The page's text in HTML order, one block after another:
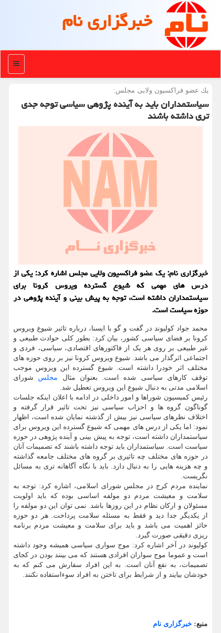
خبرگزاری نام
منو
یك عضو فراكسیون ولایی مجلس:
سیاستمداران باید به آینده پژوهی سیاسی توجه جدی
تری داشته باشند
خبرگزاری نام: یك عضو فراكسیون ولایی مجلس اشاره كرد: یكی از
درس های مهمی كه شیوع گسترده ویروس كرونا برای
سیاستمداران داشته است، توجه به پیش بینی و آینده پژوهی در
حوزه سیاست است.
محمد جواد کولیوند در گفت و گو با ایسنا، درباره تاثیر شیوع ویروس
کرونا بر فضای سیاسی کشور، بیان کرد: بطور کلی حوادث طبیعی و
غیر طبیعی بر روی هر یک از فاکتورهای اقتصادی، سیاسی، فردی و
اجتماعی اثرگذار می باشد. شیوع ویروس کرونا نیز بر روی حوزه های
مختلف اثر خودرا داشته است. شیوع گسترده این ویروس موجب
توقف کارهای سیاسی شده است. بعنوان مثال مجلس شورای
اسلامی مدتی به دنبال شیوع این ویروس تعطیل شد.
رئیس کمیسیون شوراها و امور داخلی در ادامه با اعلان اینکه جلسات
گوناگون گروه ها و احزاب سیاسی نیز تحت تاثیر قرار گرفته و
اختلاف نظرهای سیاسی نیز بیش از گذشته نمایان شده است، اظهار
نمود: اما یکی از درس های مهمی که شیوع گسترده این ویروس برای
سیاستمداران داشته است، توجه به پیش بینی و آینده پژوهی در حوزه
سیاست است. سیاستمداران باید توجه داشته باشند که تصمیمات آنان
در حوزه های مختلف چه تاثیری بر گروه های مختلف جامعه گذاشته
و چه هزینه هایی را به دنبال دارد. باید با نگاه آگاهانه تری به مسائل
نگریست.
نماینده مردم کرج در مجلس شورای اسلامی، اشاره کرد: توجه به
سلامت و معیشت مردم دو مولفه اساسی بوده که باید اولویت
مسئولان و ارکان نظام در این روزها باشد. نمی توان این دو مولفه را
از یکدیگر جدا دید و فقط به مسئله سلامت پرداخت. هر دو حوزه
حائز اهمیت می باشد و باید برای سلامت و معیشت مردم برنامه
ریزی دقیقی صورت گیرد.
کولیوند در آخر اشاره کرد: موج سواری سیاسی همیشه وجود داشته
است و عموما موج سواران افرادی هستند که می بینند بودن در کجای
تصمیمات، به نفع آنان است. به این افراد سفارش می کنم که به
خودشان بیایند و از شرایط برای تاختن به افراد سوءاستفاده نکنند.
منبع: خبرگزاری نام